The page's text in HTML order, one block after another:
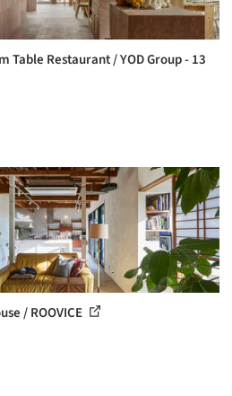
Table Restaurant / YOD Group - 13
/ ROOVICE